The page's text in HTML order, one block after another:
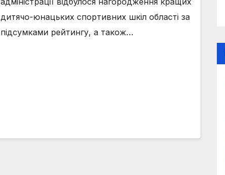
дитячо-юнацьких спортивних шкіл області за
підсумками рейтингу, а також…